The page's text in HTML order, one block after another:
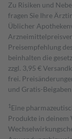
Zu Risiken und
fragen Sie Ihre
Üblicher
Preisempfehlung
beinhalten die
zzgl. 3,95 €
frei.
und Gratis-
1 Eine
Produkte in